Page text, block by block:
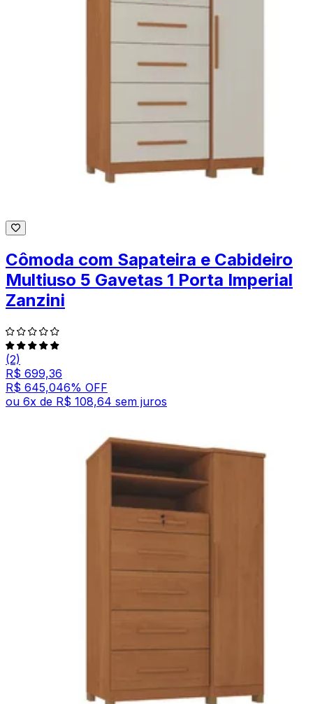
Cômoda com Sapateira e Cabideiro
Multiuso 5 Gavetas 1 Porta Imperial
Zanzini
(2)
R$ 699,36
R$ 645,046% OFF
ou 6x de R$ 108,64 sem juros